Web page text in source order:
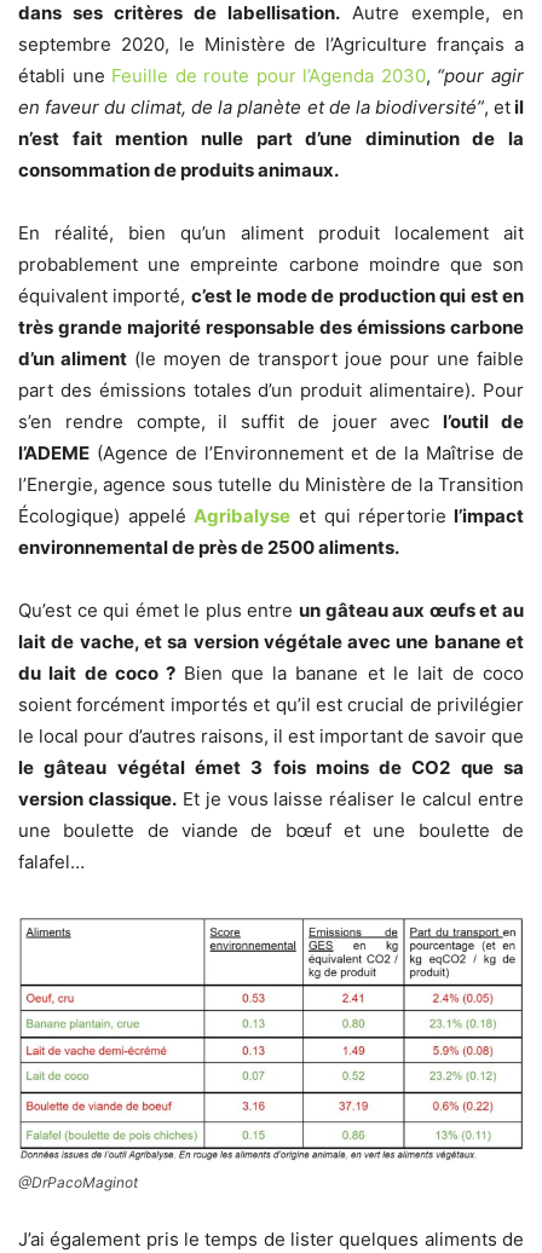
dans ses critères de labellisation. Autre exemple, en
septembre 2020, le Ministère de l’Agriculture français a
établi une Feuille de route pour l’Agenda 2030, “pour agir
en faveur du climat, de la planète et de la biodiversité”, etil
n’est fait mention nulle part d’une diminution de la
consommation de produits animaux.
En réalité, bien qu’un aliment produit localement ait
probablement une empreinte carbone moindre que son
équivalent importé, c’est le mode de production qui est en
très grande majorité responsable des émissions carbone
d’un aliment (le moyen de transport joue pour une faible
part des émissions totales d’un produit alimentaire). Pour
s’en rendre compte, il suffit de jouer avecl’outil de
l’ADEME (Agence de l’Environnement et de la Maîtrise de
l’Energie, agence sous tutelle du Ministère de la Transition
Écologique) appeléAgribalyse et qui répertorie l’impact
environnemental de près de 2500 aliments.
Qu’est ce qui émet le plus entreun gâteau aux œufs et au
lait de vache, et sa version végétale avec une banane et
du lait de coco ? Bien que la banane et le lait de coco
soient forcément importés et qu’il est crucial de privilégier
le local pour d’autres raisons, il est important de savoir que
le gâteau végétal émet 3 fois moins de CO2 que sa
version classique.Et je vous laisse réaliser le calcul entre
une boulette de viande de bœuf et une boulette de
falafel…
@DrPacoMaginot
J’ai également pris le temps de lister quelques aliments de